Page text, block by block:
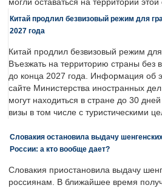
могли оставаться на территории
Китай продлил безвизовый режим для
2027 года
Китай продлил безвизовый режим
Въезжать на территорию страны без
до конца 2027 года. Информация об
сайте Министерства иностранных
могут находиться в стране до 30
визы в том числе с туристическими
Словакия остановила выдачу
России: а кто вообще дает?
Словакия приостановила выдачу
россиянам. В ближайшее время